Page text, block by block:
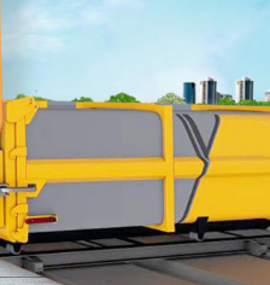
车、吸污车、油罐车、
运输车、化工液体运输
、解放、楚风各种二类